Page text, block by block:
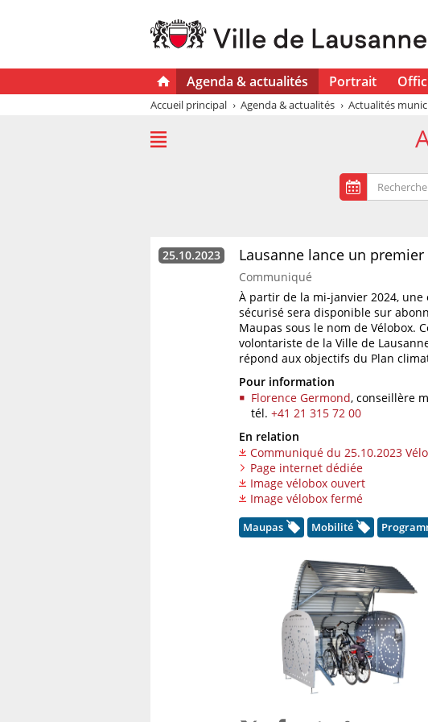
Agenda & actualités Portrait
Accueil principal Agenda & actualités Actualités
25.10.2023 Lausanne lance un
Communiqué
À partir de la mi-janvier 2024,
sécurisé sera disponible sur
Maupas sous le nom de Vélobox.
volontariste de la Ville de
répond aux objectifs du Plan
Pour information
Florence Germond, conseillère
tél. +41 21 315 72 00
En relation
Communiqué du 25.10.2023
Page internet dédiée
Image vélobox ouvert
Image vélobox fermé
Maupas Mobilité